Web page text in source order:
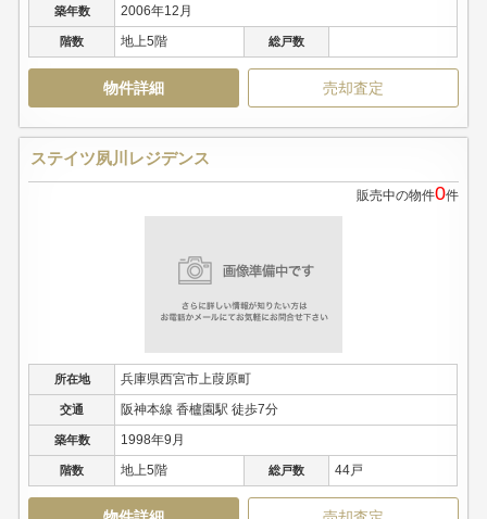
築年数 2006年12月
階数 地上5階 総戸数
物件詳細 売却査定
ステイツ夙川レジデンス
販売中の物件0件
所在地 兵庫県西宮市上葭原町
交通 阪神本線 香櫨園駅 徒歩7分
築年数 1998年9月
階数 地上5階 総戸数 44戸